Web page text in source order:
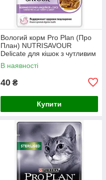
Вологий корм Pro Plan (Про
План) NUTRISAVOUR
Delicate для кішок з чутливим
травленням (індичка), 85 г
В наявності
40 ₴
Купити